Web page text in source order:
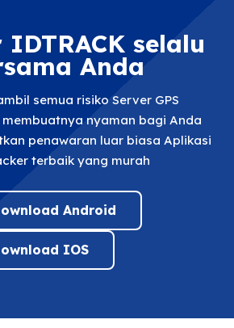
selalu
Anda
semua risiko Server GPS
nyaman bagi Anda
penawaran luar biasa Aplikasi
terbaik yang murah
Android
IOS